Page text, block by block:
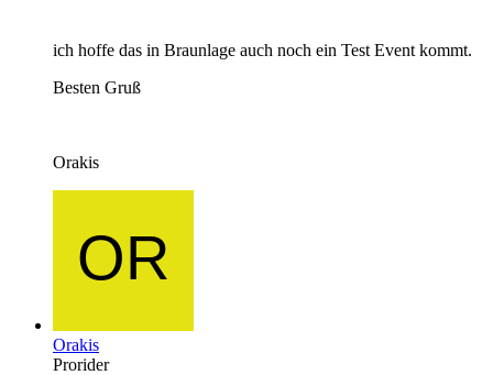
ich hoffe das in Braunlage auch noch ein Test Event kommt.
Besten Gruß
Orakis
Orakis
Prorider